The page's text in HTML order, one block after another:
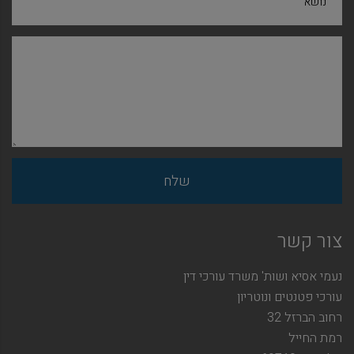
צור קשר
נעמי אסיא ושות' משרד עורכי דין
עורכי פטנטים ונוטריון
רחוב הברזל 32
רמת החייל